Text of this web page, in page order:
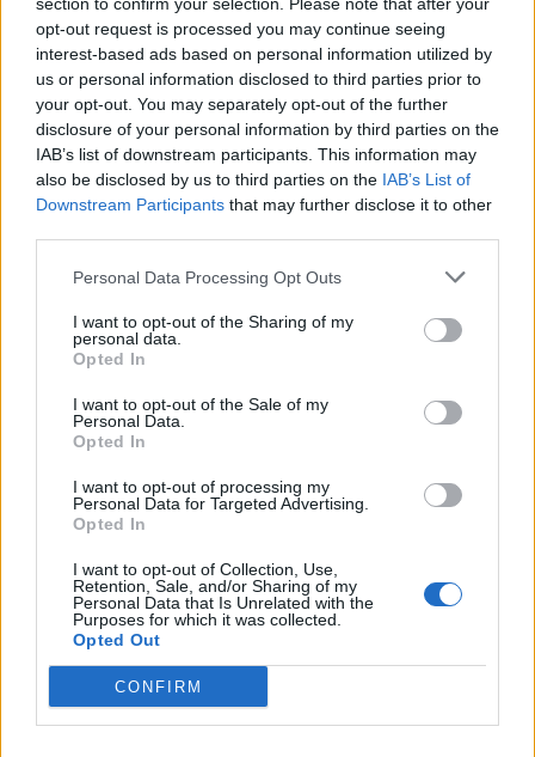
opt-out request is processed you may continue seeing
interest-based ads based on personal information utilized by
us or personal information disclosed to third parties prior to
your opt-out. You may separately opt-out of the further
disclosure of your personal information by third parties on the
IAB’s list of downstream participants. This information may
also be disclosed by us to third parties on the IAB’s List of
Downstream Participants that may further disclose it to other
Personal Data Processing Opt Outs
I want to opt-out of the Sharing of my
personal data.
Opted In
I want to opt-out of the Sale of my
Personal Data.
Opted In
I want to opt-out of processing my
Personal Data for Targeted Advertising.
Opted In
I want to opt-out of Collection, Use,
Retention, Sale, and/or Sharing of my
Personal Data that Is Unrelated with the
Purposes for which it was collected.
Opted Out
CONFIRM